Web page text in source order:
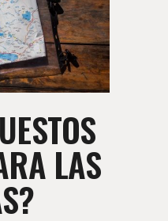
LAS